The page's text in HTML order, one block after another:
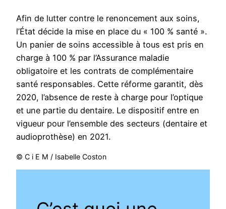
Afin de lutter contre le renoncement aux soins,
l’État décide la mise en place du « 100 % santé ».
Un panier de soins accessible à tous est pris en
charge à 100 % par l’Assurance maladie
obligatoire et les contrats de complémentaire
santé responsables. Cette réforme garantit, dès
2020, l’absence de reste à charge pour l’optique
et une partie du dentaire. Le dispositif entre en
vigueur pour l’ensemble des secteurs (dentaire et
audioprothèse) en 2021.
© C i E M / Isabelle Coston